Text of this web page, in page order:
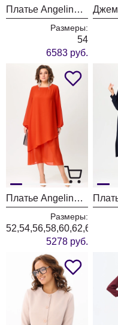
Платье Angelina & Company 1202
Размеры:
54
6583 руб.
Платье Angelina & Company 1198
Размеры:
52,54,56,58,60,62,64,66,68
5278 руб.